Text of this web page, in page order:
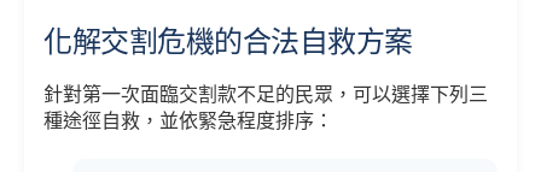
化解交割危機的合法自救方案
針對第一次面臨交割款不足的民眾，可以選擇下列三
種途徑自救，並依緊急程度排序：